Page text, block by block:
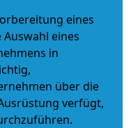
eines
eines
in
über die
verfügt,